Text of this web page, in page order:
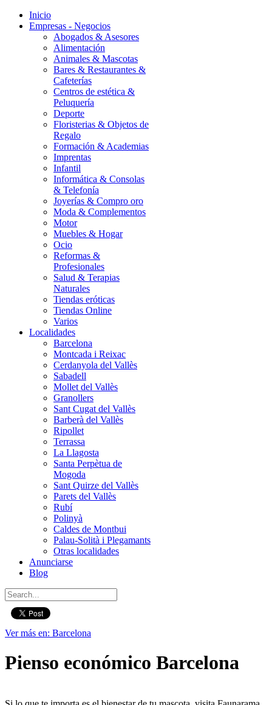
Inicio
Empresas - Negocios
Abogados & Asesores
Alimentación
Animales & Mascotas
Bares & Restaurantes &
Cafeterías
Centros de estética &
Peluquería
Deporte
Floristerias & Objetos de
Regalo
Formación & Academias
Imprentas
Infantil
Informática & Consolas
& Telefonía
Joyerías & Compro oro
Moda & Complementos
Motor
Muebles & Hogar
Ocio
Reformas &
Profesionales
Salud & Terapias
Naturales
Tiendas eróticas
Tiendas Online
Varios
Localidades
Barcelona
Montcada i Reixac
Cerdanyola del Vallès
Sabadell
Mollet del Vallès
Granollers
Sant Cugat del Vallès
Barberà del Vallès
Ripollet
Terrassa
La Llagosta
Santa Perpètua de
Mogoda
Sant Quirze del Vallès
Parets del Vallès
Rubí
Polinyà
Caldes de Montbui
Palau-Solità i Plegamants
Otras localidades
Anunciarse
Blog
Ver más en: Barcelona
Pienso económico Barcelona